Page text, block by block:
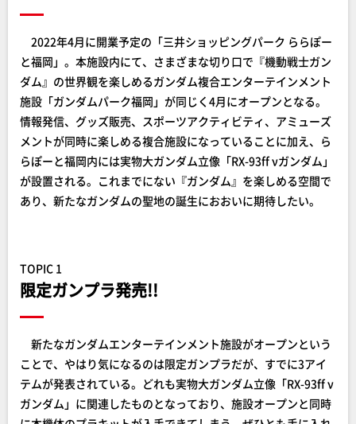
2022年4月に開業予定の「三井ショッピングパーク ららぽー
と福岡」。本施設内にて、さまざまな切り口で『機動戦士ガン
ダム』の世界観を楽しめるガンダム複合エンターテインメント
施設「ガンダムパーク福岡」が同じく4月にオープンとなる。
情報発信、グッズ販売、スポーツアクティビティ、アミューズ
メントが同時に楽しめる複合施設になっていることに加え、ら
らぽーと福岡内には実物大ガンダム立像「RX-93ff νガンダム」
が設置される。これまでにない『ガンダム』を楽しめる空間で
あり、新たなガンダムの聖地の誕生におおいに期待したい。
TOPIC 1
限定ガンプラ発売!!
新たなガンダムエンターテインメント施設がオープンという
ことで、やはり気になるのは限定ガンプラだが、すでに3アイ
テムが発表されている。どれも実物大ガンダム立像「RX-93ff ν
ガンダム」に関連したものとなっており、施設オープンと同時